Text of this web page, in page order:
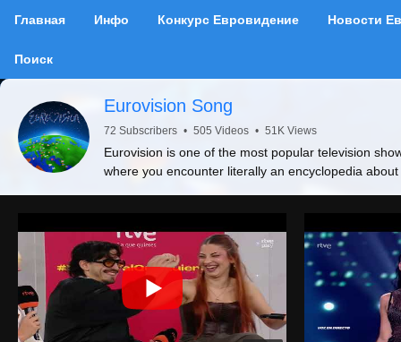
Главная Инфо Конкурс Евровидение Новости
Поиск
Eurovision Song
72 Subscribers • 505 Videos • 51K Views
Eurovision is one of the most popular television
where you encounter literally an encyclopedia